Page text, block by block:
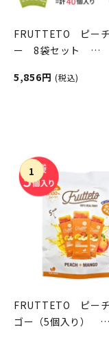
FRUTTETO ピー
ー 8袋セット
ト）
5,856円 (税込)
FRUTTETO ピー
ゴー（5個入り）